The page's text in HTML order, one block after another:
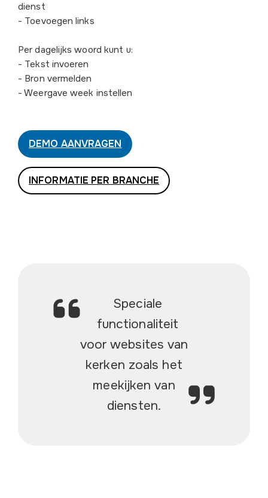
dienst
- Toevoegen links
Per dagelijks woord kunt u:
- Tekst invoeren
- Bron vermelden
- Weergave week instellen
DEMO AANVRAGEN
INFORMATIE PER BRANCHE
Speciale
functionaliteit
voor websites van
kerken zoals het
meekijken van
diensten.